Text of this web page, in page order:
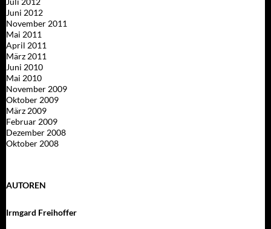
Juni 2012
November 2011
Mai 2011
April 2011
März 2011
Juni 2010
Mai 2010
November 2009
Oktober 2009
März 2009
Februar 2009
Dezember 2008
Oktober 2008
AUTOREN
Irmgard Freihoffer